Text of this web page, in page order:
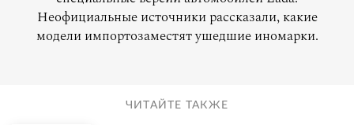
Неофициальные источники рассказали, какие
модели импортозаместят ушедшие иномарки.
ЧИТАЙТЕ ТАКЖЕ